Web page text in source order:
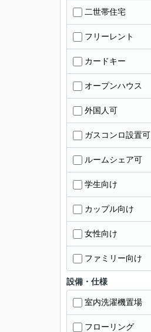
二世帯住宅
フリーレント
カードキー
オープンハウス
外国人可
ガスコンロ設置可
ルームシェア可
学生向け
カップル向け
女性向け
ファミリー向け
設備・仕様
室内洗濯機置場
フローリング